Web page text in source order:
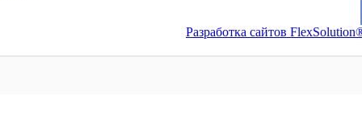
Разработка сайтов